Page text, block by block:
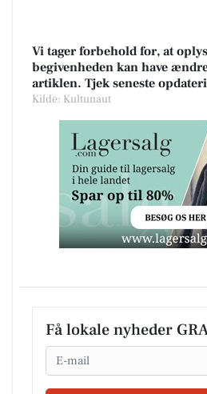
Vi tager forbehold for, at
begivenheden kan have
artiklen. Tjek seneste
Kilde: Kultunaut
Få lokale nyheder
Email